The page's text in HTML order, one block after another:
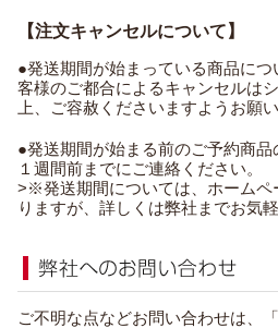
【注文キャンセルについて】
●発送期間が始まっている商品に
客様のご都合によるキャンセルは
上、ご容赦くださいますようお願
●発送期間が始まる前のご予約商
１週間前までにご連絡ください。
>※発送期間については、ホームペ
りますが、詳しくは弊社までお気
ご不明な点などお問い合わせは、